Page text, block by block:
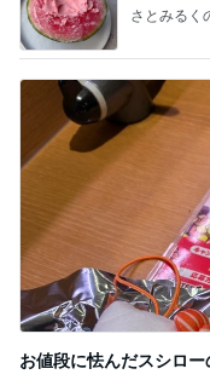
さとみるく
お値段に怯んだスシロー